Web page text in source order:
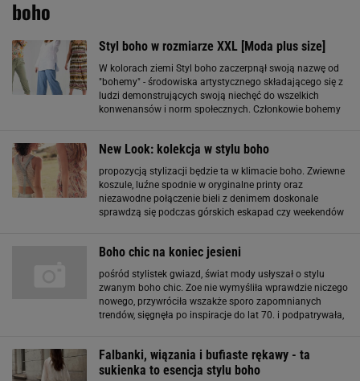
boho
Styl boho w rozmiarze XXL [Moda plus size]
W kolorach ziemi Styl boho zaczerpnął swoją nazwę od
"bohemy" - środowiska artystycznego składającego się z
ludzi demonstrujących swoją niechęć do wszelkich
konwenansów i norm społecznych. Członkowie bohemy
New Look: kolekcja w stylu boho
propozycją stylizacji będzie ta w klimacie boho. Zwiewne
koszule, luźne spodnie w oryginalne printy oraz
niezawodne połączenie bieli z denimem doskonale
sprawdzą się podczas górskich eskapad czy weekendów
Boho chic na koniec jesieni
pośród stylistek gwiazd, świat mody usłyszał o stylu
zwanym boho chic. Zoe nie wymyśliła wprawdzie niczego
nowego, przywróciła wszakże sporo zapomnianych
trendów, sięgnęła po inspiracje do lat 70. i podpatrywała,
Falbanki, wiązania i bufiaste rękawy - ta
sukienka to esencja stylu boho